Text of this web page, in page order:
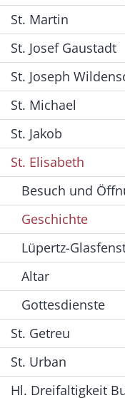
St. Martin
St. Josef Gaustadt
St. Joseph
St. Michael
St. Jakob
St. Elisabeth
Besuch und
Geschichte
Lüpertz-
Altar
Gottesdienste
St. Getreu
St. Urban
Hl. Dreifaltigkeit